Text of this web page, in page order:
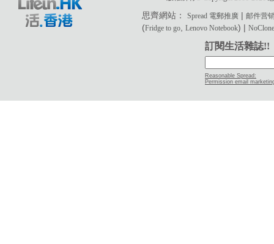
思齊網站：Spread 電郵推廣 |邮件营
(Fridge to go ,Lenovo Notebook) |